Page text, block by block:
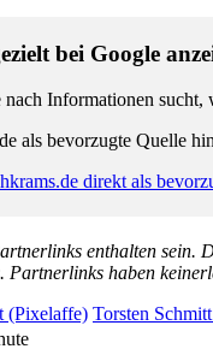
bei Google
Informationen sucht,
als bevorzugte Quelle
direkt als
enthalten sein.
Partnerlinks haben
Torsten